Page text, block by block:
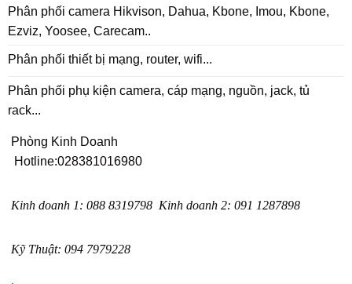
Phân phối camera Hikvison, Dahua, Kbone, Imou, Kbone,
Ezviz, Yoosee, Carecam..
Phân phối thiết bị mạng, router, wifi...
Phân phối phụ kiện camera, cáp mạng, nguồn, jack, tủ
rack...
Phòng Kinh Doanh
Hotline:028381016980
Kinh doanh 1: 088 8319798 Kinh doanh 2: 091 1287898
Kỹ Thuật: 094 7979228